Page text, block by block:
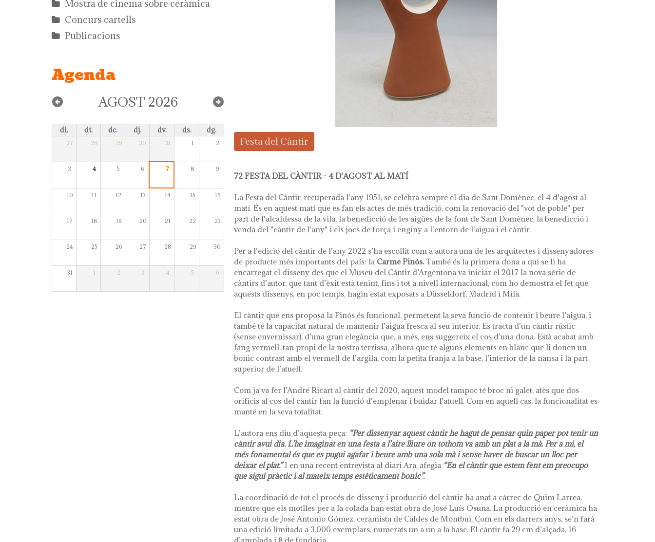
Mostra de cinema sobre ceràmica
Concurs cartells
Publicacions
Agenda
AGOST 2026
dl. dt. dc. dj. dv. ds. dg.
27 28 29 30 31 1 2
3 4 5 6 7 8 9
10 11 12 13 14 15 16
17 18 19 20 21 22 23
24 25 26 27 28 29 30
31 1 2 3 4 5 6
Festa del Càntir
72 FESTA DEL CÀNTIR - 4 D'AGOST AL MATÍ
La Festa del Càntir, recuperada l'any 1951, se celebra sempre el dia de Sant Domènec, el 4 d'agost al
matí. És en aquest matí que es fan els actes de més tradició, com la renovació del "vot de poble" per
part de l'alcaldessa de la vila, la benedicció de les aigües de la font de Sant Domènec, la benedicció i
venda del "càntir de l'any" i els jocs de força i enginy a l'entorn de l'aigua i el càntir.
Per a l’edició del càntir de l’any 2022 s’ha escollit com a autora una de les arquitectes i dissenyadores
de producte més importants del país: la Carme Pinós. També és la primera dona a qui se li ha
encarregat el disseny des que el Museu del Càntir d’Argentona va iniciar el 2017 la nova sèrie de
càntirs d’autor, que tant d’èxit està tenint, fins i tot a nivell internacional, com ho demostra el fet que
aquests dissenys, en poc temps, hagin estat exposats a Düsseldorf, Madrid i Milà.
El càntir que ens proposa la Pinós és funcional, permetent la seva funció de contenir i beure l’aigua, i
també té la capacitat natural de mantenir l’aigua fresca al seu interior. Es tracta d’un càntir rústic
(sense envernissar), d’una gran elegància que, a més, ens suggereix el cos d’una dona. Està acabat amb
fang vermell, tan propi de la nostra terrissa, alhora que té alguns elements en blanc que li donen un
bonic contrast amb el vermell de l’argila, com la petita franja a la base, l’interior de la nansa i la part
superior de l’atuell.
Com ja va fer l’André Ricart al càntir del 2020, aquest model tampoc té broc ni galet, atès que dos
orificis al cos del càntir fan la funció d’emplenar i buidar l’atuell. Com en aquell cas, la funcionalitat es
manté en la seva totalitat.
L’autora ens diu d’aquesta peça: “Per dissenyar aquest càntir he hagut de pensar quin paper pot tenir un
càntir avui dia. L’he imaginat en una festa a l’aire lliure on tothom va amb un plat a la mà. Per a mi, el
més fonamental és que es pugui agafar i beure amb una sola mà i sense haver de buscar un lloc per
deixar el plat.”I en una recent entrevista al diari Ara, afegia “En el càntir que estem fent em preocupo
que sigui pràctic i al mateix temps estèticament bonic”.
La coordinació de tot el procés de disseny i producció del càntir ha anat a càrrec de Quim Larrea,
mentre que els motlles per a la colada han estat obra de José Luís Osuna. La producció en ceràmica ha
estat obra de José Antonio Gómez, ceramista de Caldes de Montbui. Com en els darrers anys, se’n farà
una edició limitada a 3.000 exemplars, numerats un a un a la base. El càntir fa 29 cm d’alçada, 16